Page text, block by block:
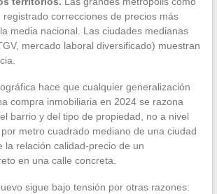
registrado correcciones de precios más
media nacional. Las ciudades medianas
mercado laboral diversificado) muestran
hace que cualquier generalización
compra inmobiliaria en 2024 se razona
barrio y del tipo de propiedad, no a nivel
metro cuadrado mediano de una ciudad
la relación calidad-precio de un
en una calle concreta.
sigue bajo tensión por otras razones: